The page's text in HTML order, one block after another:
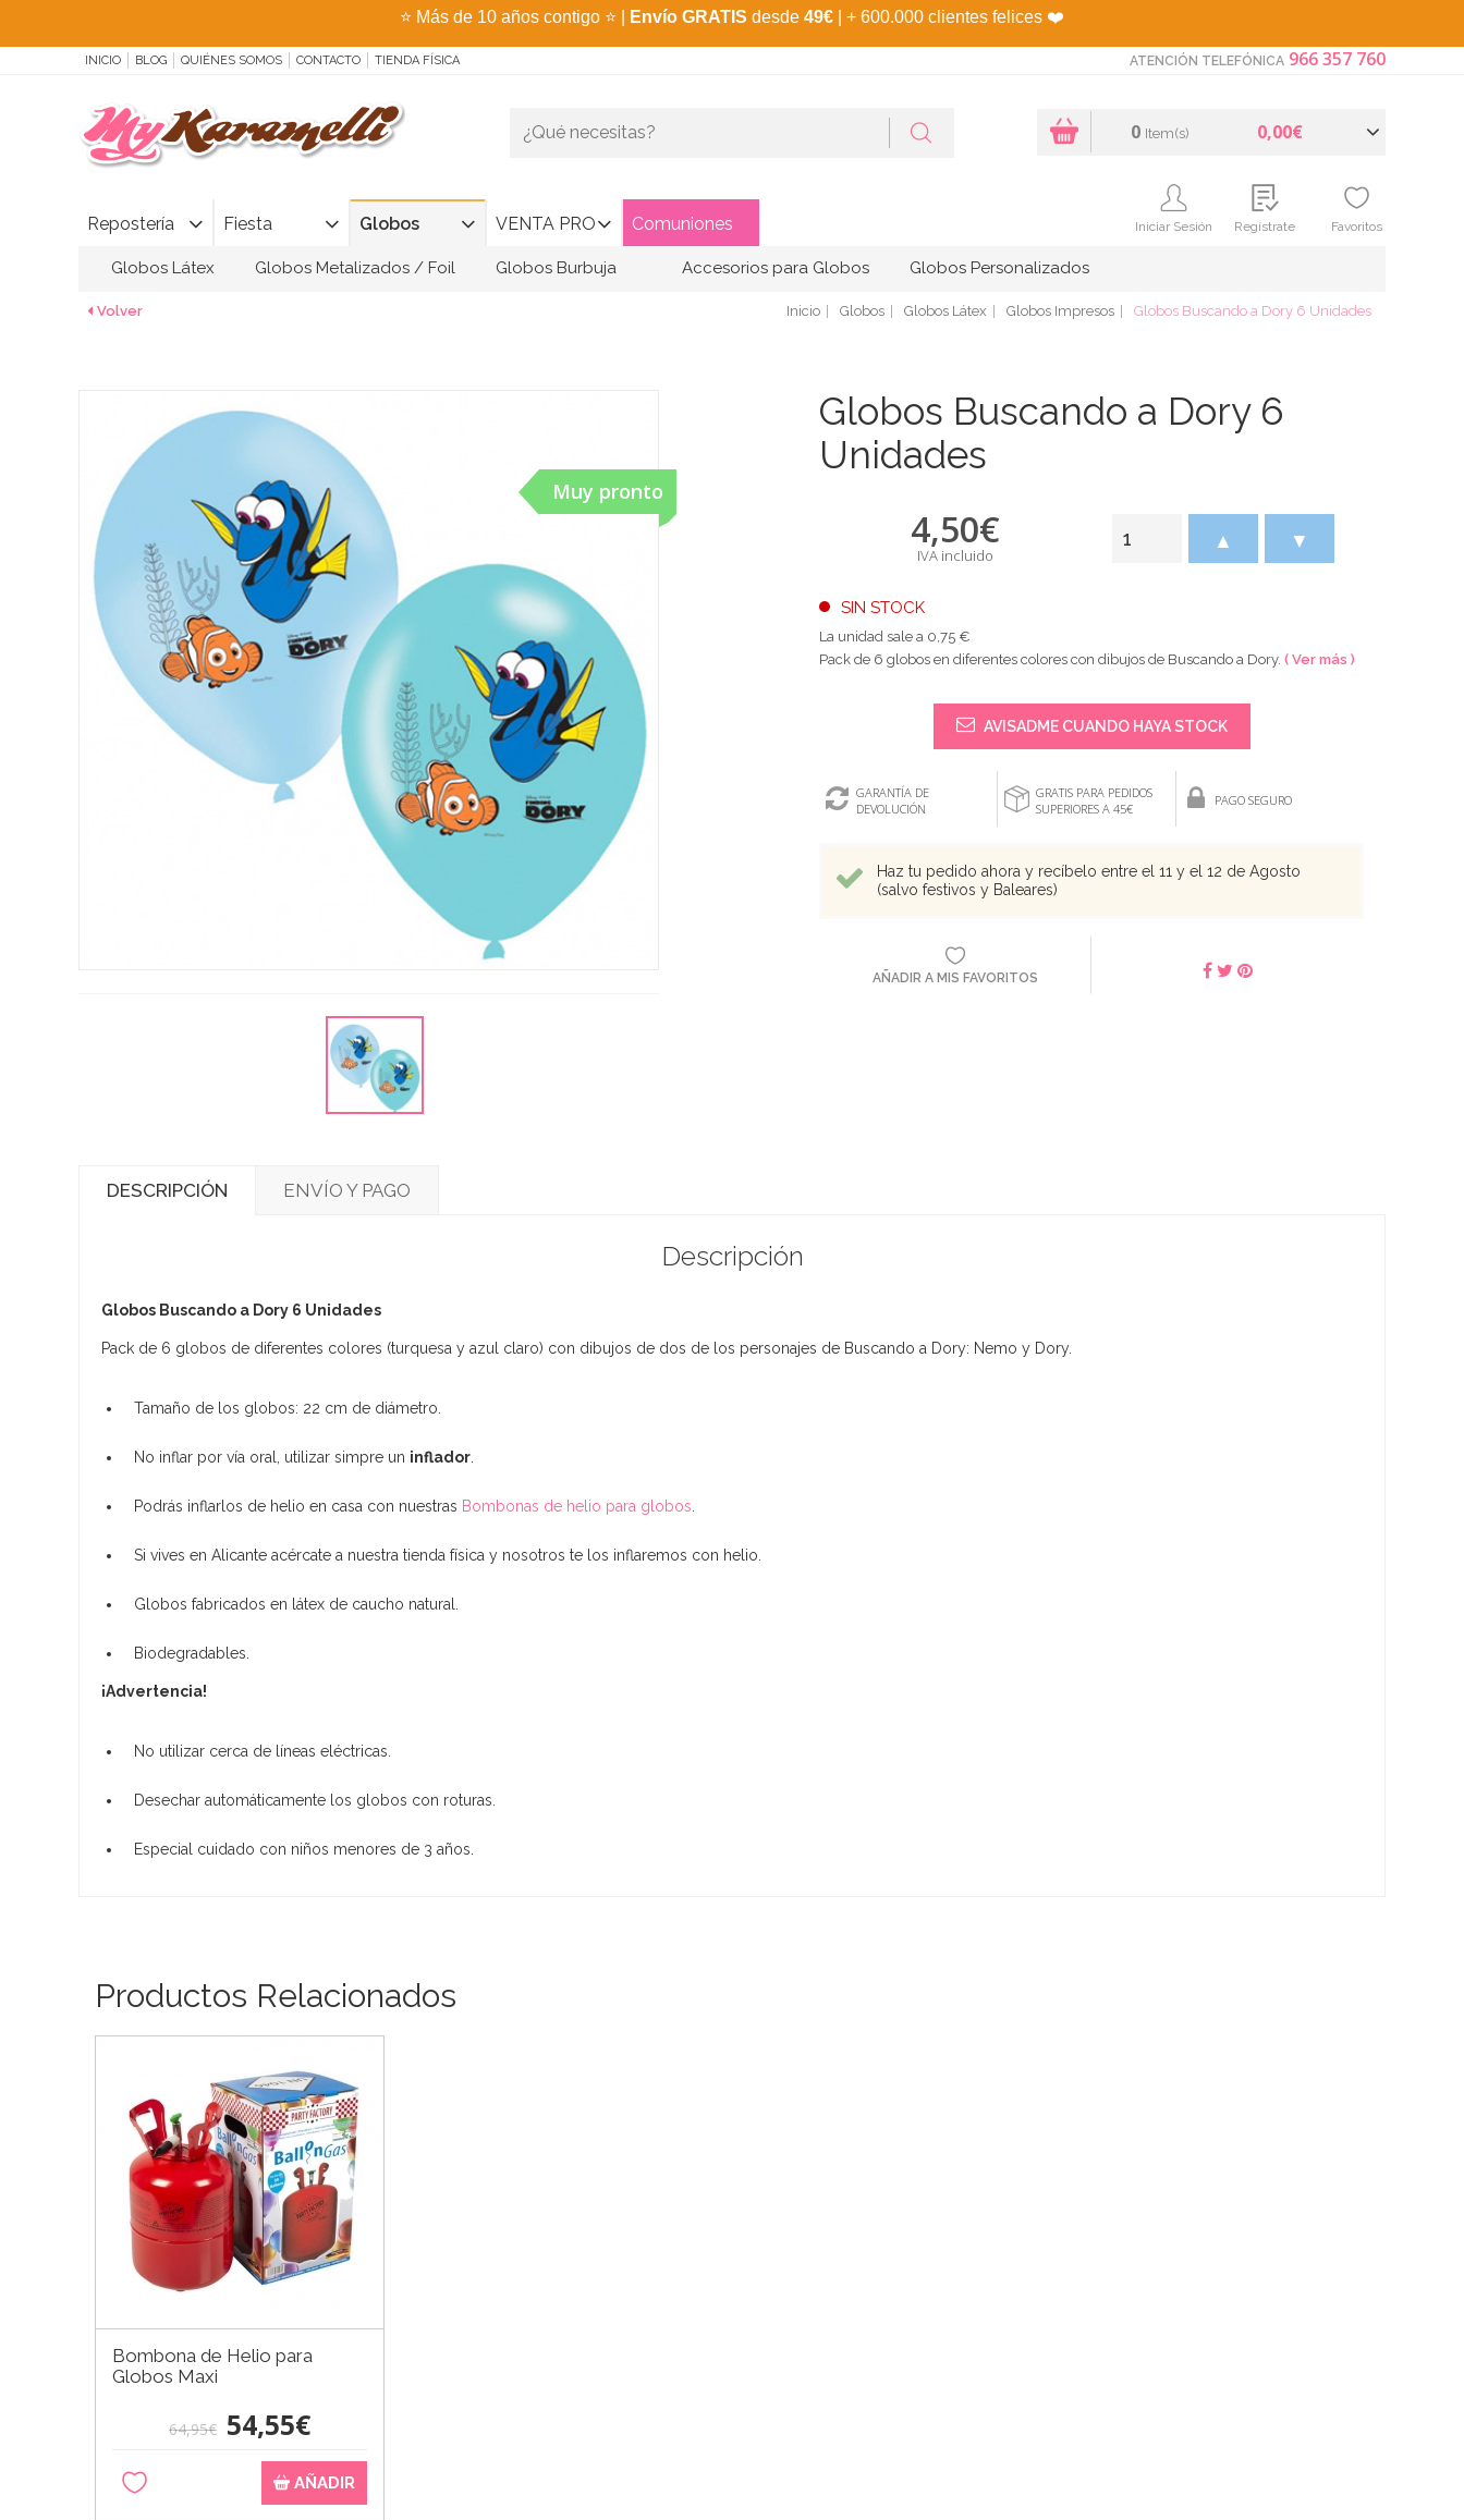
⭐ Más de 10 años contigo ⭐ Envío GRATIS desde 49€ | + 600.000 clientes felices ❤️
INICIO BLOG QUIÉNES SOMOS CONTACTO TIENDA FÍSICA ATENCIÓN TELEFÓNICA 966 357 760
Repostería Fiesta Globos VENTA PRO Comuniones
0 Item(s) 0,00€
Iniciar Sesión Regístrate Favoritos
Globos Látex Globos Metalizados / Foil Globos Burbuja Accesorios para Globos Globos Personalizados
Volver Inicio Globos Globos Látex Globos Impresos Globos Buscando a Dory 6 Unidades
Muy pronto
Globos Buscando a Dory 6
Unidades
4,50€
IVA incluido
SIN STOCK
▲ ▼
La unidad sale a 0,75 €
Pack de 6 globos en diferentes colores con dibujos de Buscando a Dory. ( Ver más )
AVISADME CUANDO HAYA STOCK
GARANTÍA DE
DEVOLUCIÓN
GRATIS PARA PEDIDOS
SUPERIORES A 45€
PAGO SEGURO
Haz tu pedido ahora y recíbelo entre el 11 y el 12 de Agosto
(salvo festivos y Baleares)
AÑADIR A MIS FAVORITOS
DESCRIPCIÓN ENVÍO Y PAGO
Descripción
Globos Buscando a Dory 6 Unidades
Pack de 6 globos de diferentes colores (turquesa y azul claro) con dibujos de dos de los personajes de Buscando a Dory: Nemo y Dory.
Tamaño de los globos: 22 cm de diámetro.
No inflar por vía oral, utilizar simpre un inflador
Podrás inflarlos de helio en casa con nuestras Bombonas de helio para globos
Si vives en Alicante acércate a nuestra tienda física y nosotros te los inflaremos con helio.
Globos fabricados en látex de caucho natural.
Biodegradables.
¡Advertencia!
No utilizar cerca de líneas eléctricas.
Desechar automáticamente los globos con roturas.
Especial cuidado con niños menores de 3 años.
Productos Relacionados
Bombona de Helio para
Globos Maxi
64,95€ 54,55€
AÑADIR